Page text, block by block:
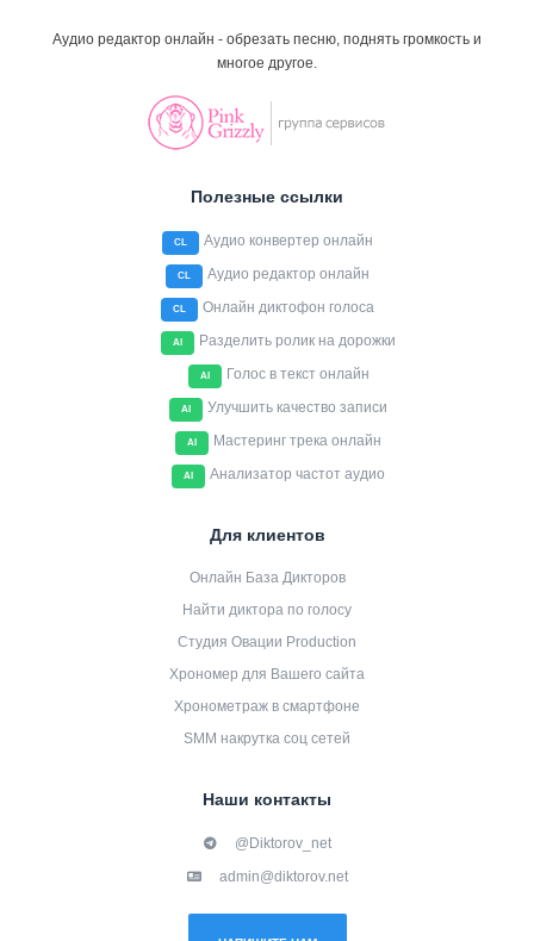
Аудио редактор онлайн - обрезать песню, поднять громкость и
многое другое.
Полезные ссылки
CL Аудио конвертер онлайн
CL Аудио редактор онлайн
CL Онлайн диктофон голоса
AI Разделить ролик на дорожки
AI Голос в текст онлайн
AI Улучшить качество записи
AI Мастеринг трека онлайн
AI Анализатор частот аудио
Для клиентов
Онлайн База Дикторов
Найти диктора по голосу
Студия Овации Production
Хрономер для Вашего сайта
Хронометраж в смартфоне
SMM накрутка соц сетей
Наши контакты
@Diktorov_net
admin@diktorov.net